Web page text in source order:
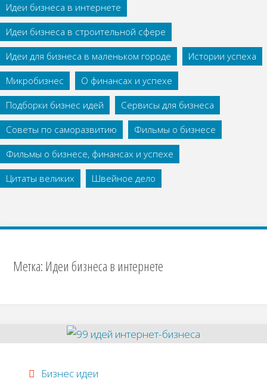
Идеи бизнеса в интернете
Идеи бизнеса в строительной сфере
Идеи для бизнеса в маленьком городе
Истории успеха
Микробизнес
О финансах и успехе
Подборки бизнес идей
Сервисы для бизнеса
Советы по саморазвитию
Фильмы о бизнесе
Фильмы о бизнесе, финансах и успехе
Цитаты великих
Швейное дело
Метка: Идеи бизнеса в интернете
Бизнес идеи